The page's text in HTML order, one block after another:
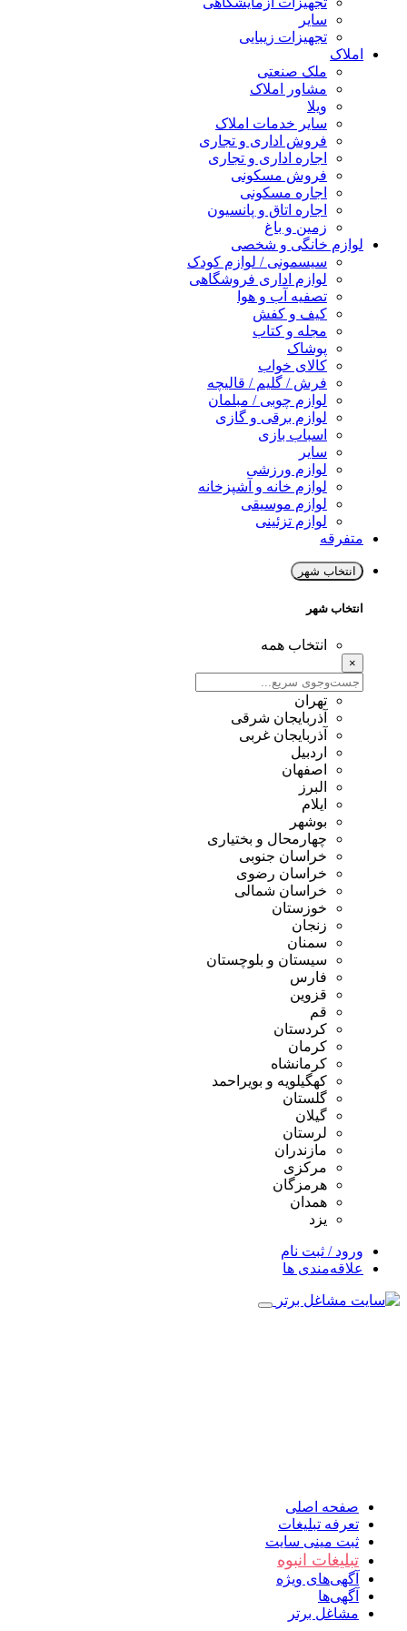
سایر
تجهیزات زیبایی
املاک
ملک صنعتی
مشاور املاک
ویلا
سایر خدمات املاک
فروش اداری و تجاری
اجاره اداری و تجاری
فروش مسکونی
اجاره مسکونی
اجاره اتاق و پانسیون
زمین و باغ
لوازم خانگی و شخصی
سیسمونی / لوازم کودک
لوازم اداری فروشگاهی
تصفیه آب و هوا
کیف و کفش
مجله و کتاب
پوشاک
کالای خواب
فرش / گلیم / قالیچه
لوازم چوبی / مبلمان
لوازم برقی و گازی
اسباب بازی
سایر
لوازم ورزشی
لوازم خانه و آشپزخانه
لوازم موسیقی
لوازم تزئینی
متفرقه
انتخاب شهر
انتخاب شهر
انتخاب همه
تهران
آذربایجان شرقی
آذربایجان غربی
اردبیل
اصفهان
البرز
ایلام
بوشهر
چهارمحال و بختیاری
خراسان جنوبی
خراسان رضوی
خراسان شمالی
خوزستان
زنجان
سمنان
سیستان و بلوچستان
فارس
قزوین
قم
کردستان
کرمان
کرمانشاه
کهگیلویه و بویراحمد
گلستان
گیلان
لرستان
مازندران
مرکزی
هرمزگان
همدان
یزد
ورود / ثبت نام
علاقه‌مندی ها
صفحه اصلی
تعرفه تبلیغات
ثبت مینی سایت
تبلیغات انبوه
آگهی‌های ویژه
آگهی‌ها
مشاغل برتر